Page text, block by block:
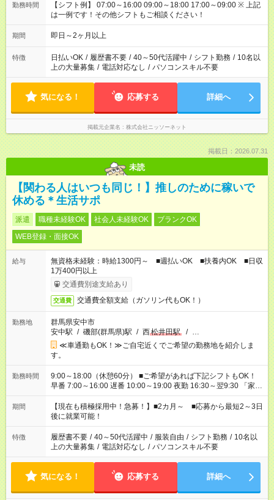
勤務時間
【シフト例】 07:00～16:00 09:00～18:00 17:00～09:00 ※ 上記
は一例です！その他シフトもご相談ください！
期間 即日～2ヶ月以上
特徴 日払いOK / 履歴書不要 / 40～50代活躍中 / シフト勤務 / 10名以
上の大量募集 / 電話対応なし / パソコンスキル不要
気になる！ 応募する 詳細へ
掲載元企業名 株式会社ニッソーネット
掲載日：2026.07.31
未読
【関わる人はいつも同じ！】推しのために稼いで
休める＊生活サポ
派遣 職種未経験OK 社会人未経験OK
ブランクOK
WEB登録・面接OK
給与
無資格未経験：時給1300円～ ■週払いOK ■扶養内OK ■日収
1万400円以上
交通費別途支給あり
交通費 交通費全額支給（ガソリン代もOK！）
勤務地
群馬県安中市
安中駅 / 磯部(群馬県)駅 / 西松井田駅 / …
≪車通勤もOK！≫ご自宅近くでご希望の勤務地を紹介しま
す。
勤務時間
9:00～18:00（休憩60分） ■ご希望があれば下記シフトもOK！
早番 7:00～16:00 遅番 10:00～19:00 夜勤 16:30～翌9:30 「家族
と休みを合わせたい」 「余裕を持って夕飯の準備がしたい」
「できれば残業はしたくない」 など、ご希望を教えてください
ね。 ※Wワーク希望の方へ 今ご覧のお仕事で希望する勤務時間
と、もう1つのお仕事の勤務時間。 合計で週40時間を超える場
合は応募できません。
期間
【現在も積極採用中！急募！】■2カ月～ ■応募から最短2～3日
後に就業可能！
特徴 履歴書不要 / 40～50代活躍中 / 服装自由 / シフト勤務 / 10名以
上の大量募集 / 電話対応なし / パソコンスキル不要
気になる！ 応募する 詳細へ